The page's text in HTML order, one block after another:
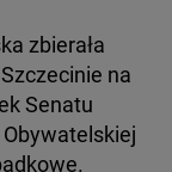
zbierała
na
Senatu